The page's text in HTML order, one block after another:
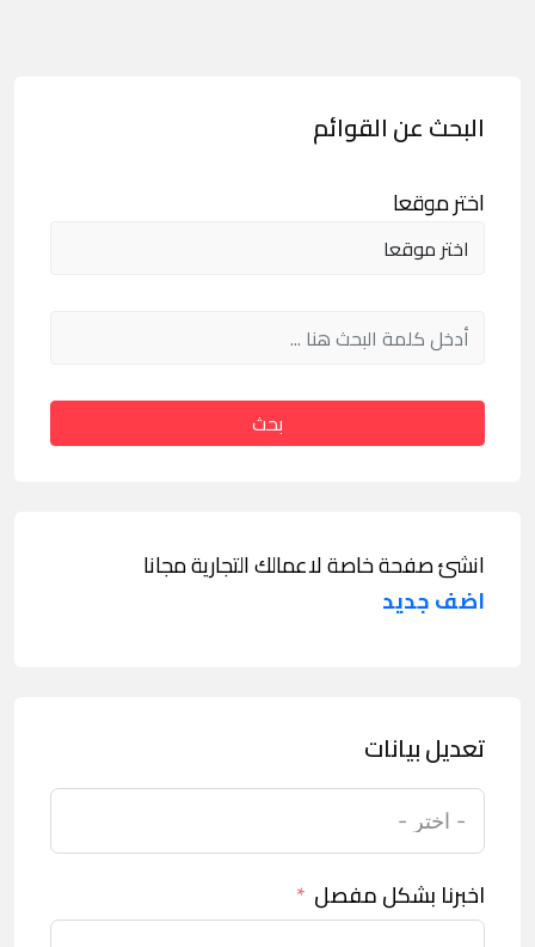
البحث عن القوائم
اختر موقعا
بحث
انشئ صفحة خاصة لاعمالك التجارية مجانا
اضف جديد
تعديل بيانات
اخبرنا بشكل مفصل